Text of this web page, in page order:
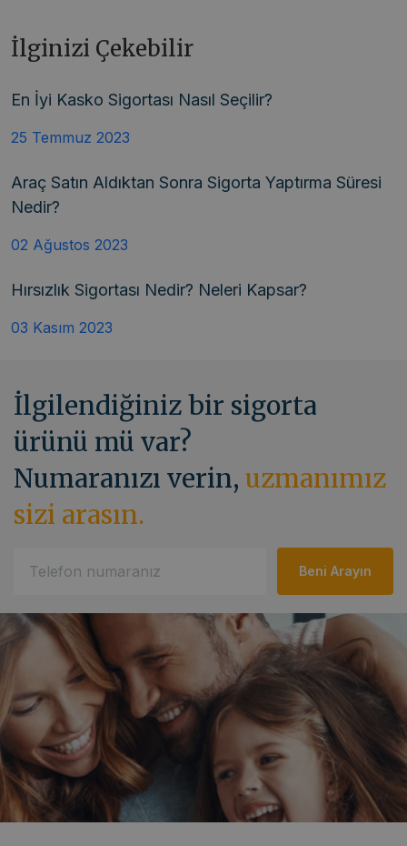
İlginizi Çekebilir
En İyi Kasko Sigortası Nasıl Seçilir?
25 Temmuz 2023
Araç Satın Aldıktan Sonra Sigorta Yaptırma Süresi
Nedir?
02 Ağustos 2023
Hırsızlık Sigortası Nedir? Neleri Kapsar?
03 Kasım 2023
İlgilendiğiniz bir sigorta
ürünü mü var?
Numaranızı verin, uzmanımız
sizi arasın.